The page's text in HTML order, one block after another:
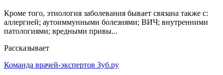
Кроме того, этиология заболевания бывает связана также с:
аллергией; аутоиммунными болезнями; ВИЧ; внутренними
патологиями; вредными привы...
Рассказывает
Команда врачей-экспертов Зуб.ру